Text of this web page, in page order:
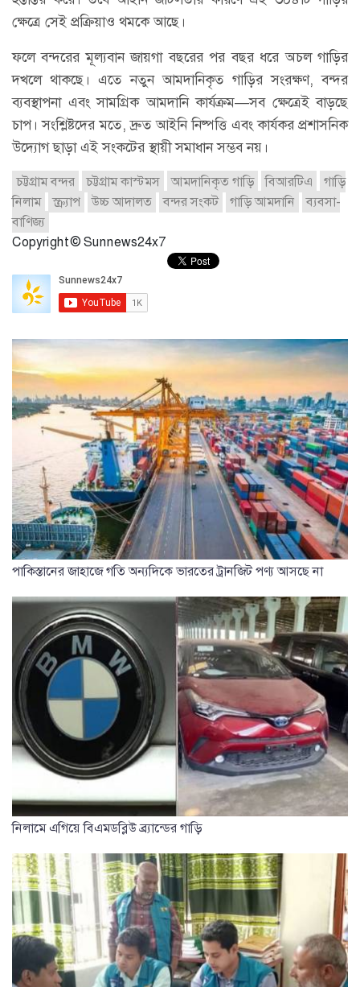
ক্ষেত্রে সেই প্রক্রিয়াও থমকে আছে।
ফলে বন্দরের মূল্যবান জায়গা বছরের পর বছর ধরে অচল গাড়ির
দখলে থাকছে। এতে নতুন আমদানিকৃত গাড়ির সংরক্ষণ, বন্দর
ব্যবস্থাপনা এবং সামগ্রিক আমদানি কার্যক্রম—সব ক্ষেত্রেই বাড়ছে
চাপ। সংশ্লিষ্টদের মতে, দ্রুত আইনি নিষ্পত্তি এবং কার্যকর প্রশাসনিক
উদ্যোগ ছাড়া এই সংকটের স্থায়ী সমাধান সম্ভব নয়।
চট্টগ্রাম বন্দর চট্টগ্রাম কাস্টমস আমদানিকৃত গাড়ি বিআরটিএ
গাড়ি
নিলাম
স্ক্র্যাপ উচ্চ আদালত বন্দর সংকট গাড়ি আমদানি
ব্যবসা-
বাণিজ্য
Copyright © Sunnews24x7
পাকিস্তানের জাহাজে গতি অন্যদিকে ভারতের ট্রানজিট পণ্য আসছে না
নিলামে এগিয়ে বিএমডব্লিউ ব্র্যান্ডের গাড়ি